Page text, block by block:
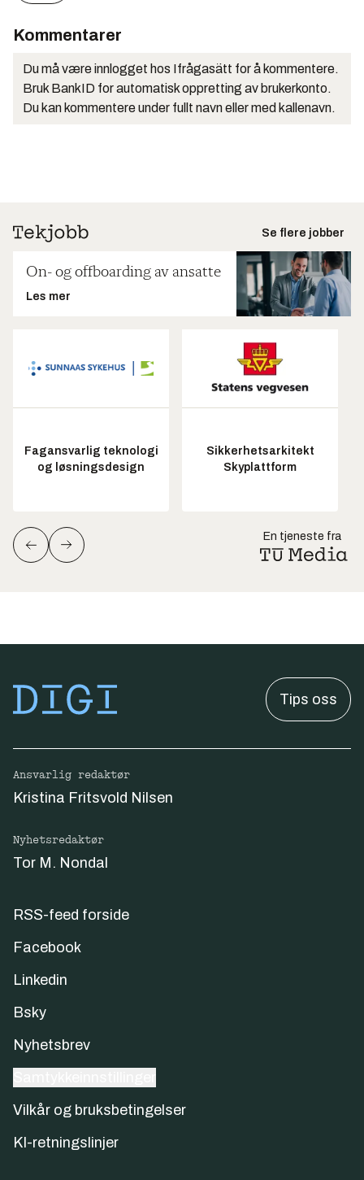
Kommentarer
Du må være innlogget hos Ifrågasätt for å kommentere.
Bruk BankID for automatisk oppretting av brukerkonto.
Du kan kommentere under fullt navn eller med kallenavn.
Se flere jobber
On- og offboarding av ansatte
Les mer
Fagansvarlig teknologi
og løsningsdesign
Sikkerhetsarkitekt
Skyplattform
En tjeneste fra
Tips oss
Ansvarlig redaktør
Kristina Fritsvold Nilsen
Nyhetsredaktør
Tor M. Nondal
RSS-feed forside
Facebook
Linkedin
Bsky
Nyhetsbrev
Vilkår og bruksbetingelser
KI-retningslinjer